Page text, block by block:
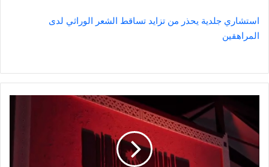
استشاري جلدية يحذر من تزايد تساقط الشعر الوراثي لدى
المراهقين
مسابقة
"للحِرفة
نغني